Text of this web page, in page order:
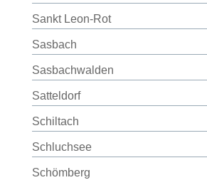
Sankt Leon-Rot
Sasbach
Sasbachwalden
Satteldorf
Schiltach
Schluchsee
Schömberg